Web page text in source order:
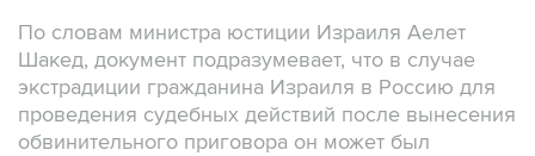
По словам министра юстиции Израиля Аелет
Шакед, документ подразумевает, что в случае
экстрадиции гражданина Израиля в Россию для
проведения судебных действий после вынесения
обвинительного приговора он может был